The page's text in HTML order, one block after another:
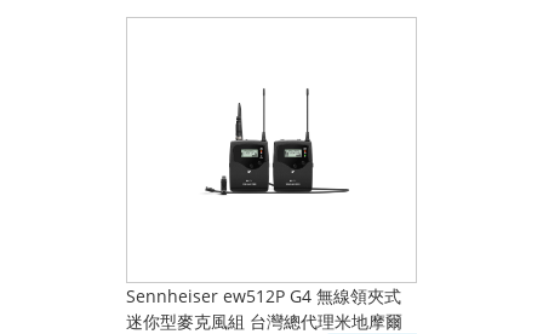
Sennheiser ew512P G4 無線領夾式
迷你型麥克風組 台灣總代理米地摩爾